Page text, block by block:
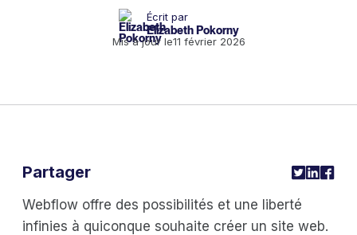
Écrit par
Elizabeth Pokorny
Mis à jour le11 février 2026
Webflow offre des possibilités et une liberté
infinies à quiconque souhaite créer un site web.
Partager